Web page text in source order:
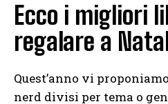
Ecco i migliori
regalare a
Quest’anno vi
nerd divisi per tema o